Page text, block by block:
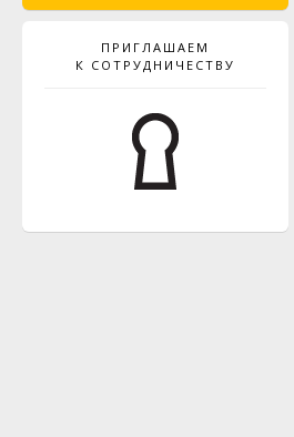
ПРИГЛАШАЕМ
К СОТРУДНИЧЕСТВУ